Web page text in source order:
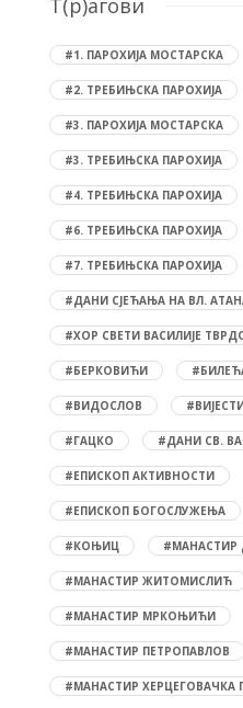
T(р)агови
#1. ПАРОХИЈА МОСТАРСКА
#2. ТРЕБИЊСКА ПАРОХИЈА
#3. ПАРОХИЈА МОСТАРСКА
#3. ТРЕБИЊСКА ПАРОХИЈА
#4. ТРЕБИЊСКА ПАРОХИЈА
#6. ТРЕБИЊСКА ПАРОХИЈА
#7. ТРЕБИЊСКА ПАРОХИЈА
#ДАНИ СЈЕЋАЊА НА ВЛ.
#ХОР СВЕТИ ВАСИЛИЈЕ
#БЕРКОВИЋИ
#ВИДОСЛОВ
#ГАЦКО #ДАНИ СВ.
#ЕПИСКОП АКТИВНОСТИ
#ЕПИСКОП БОГОСЛУЖЕЊА
#КОЊИЦ #МАНАСТИР
#МАНАСТИР ЖИТОМИСЛИЋ
#МАНАСТИР МРКОЊИЋИ
#МАНАСТИР ПЕТРОПАВЛОВ
#МАНАСТИР ХЕРЦЕГОВАЧКА